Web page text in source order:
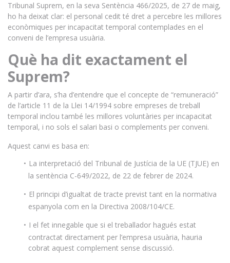
Tribunal Suprem, en la seva Sentència 466/2025, de 27 de maig,
ho ha deixat clar: el personal cedit té dret a percebre les millores
econòmiques per incapacitat temporal contemplades en el
conveni de l’empresa usuària.
Què ha dit exactament el
Suprem?
A partir d’ara, s’ha d’entendre que el concepte de “remuneració”
de l’article 11 de la Llei 14/1994 sobre empreses de treball
temporal inclou també les millores voluntàries per incapacitat
temporal, i no sols el salari basi o complements per conveni.
Aquest canvi es basa en:
La interpretació del Tribunal de Justícia de la UE (TJUE) en
la sentència C-649/2022, de 22 de febrer de 2024.
El principi d’igualtat de tracte previst tant en la normativa
espanyola com en la Directiva 2008/104/CE.
I el fet innegable que si el treballador hagués estat
contractat directament per l’empresa usuària, hauria
cobrat aquest complement sense discussió.